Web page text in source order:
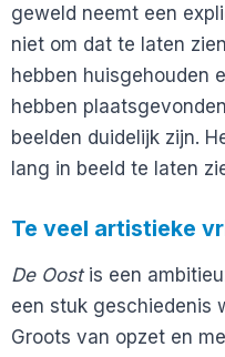
geweld neemt een
niet om dat te laten
hebben huisgehouden
hebben
beelden duidelijk zijn.
lang in beeld te laten
Te veel artistieke
De Oostis een
een stuk geschiedenis
Groots van opzet en